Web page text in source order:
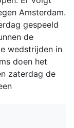
Amsterdam.
gespeeld
de
wedstrijden in
doen het
zaterdag de